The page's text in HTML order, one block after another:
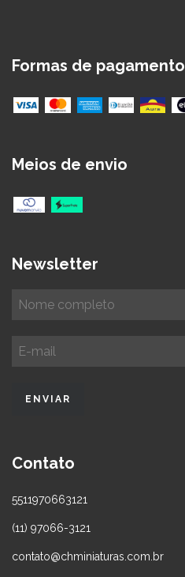
Formas de pagamento
Meios de envio
Newsletter
Contato
5511970663121
(11) 97066-3121
contato@chminiaturas.com.br